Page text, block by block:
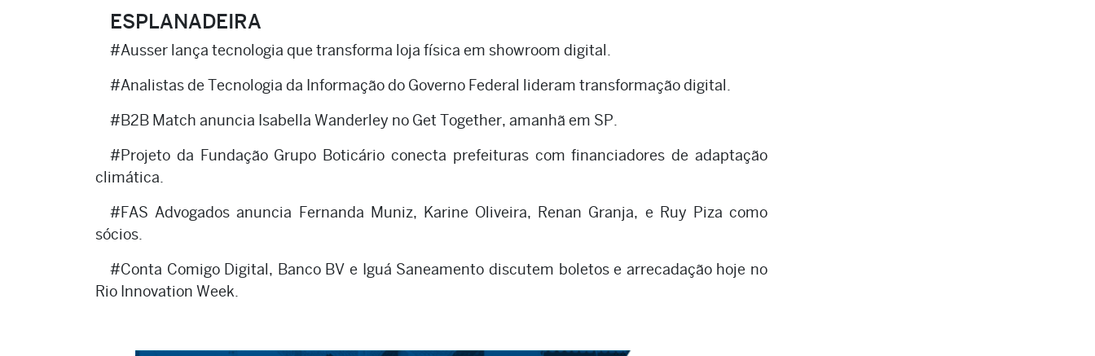
ESPLANADEIRA
#Ausser lança tecnologia que transforma loja física em showroom digital.
#Analistas de Tecnologia da Informação do Governo Federal lideram transformação digital.
#B2B Match anuncia Isabella Wanderley no Get Together, amanhã em SP.
#Projeto da Fundação Grupo Boticário conecta prefeituras com financiadores de adaptação
climática.
#FAS Advogados anuncia Fernanda Muniz, Karine Oliveira, Renan Granja, e Ruy Piza como
sócios.
#Conta Comigo Digital, Banco BV e Iguá Saneamento discutem boletos e arrecadação hoje no
Rio Innovation Week.